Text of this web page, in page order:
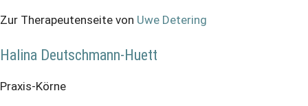
Zur Therapeutenseite von Uwe Detering
Halina Deutschmann-Huett
Praxis-Körne